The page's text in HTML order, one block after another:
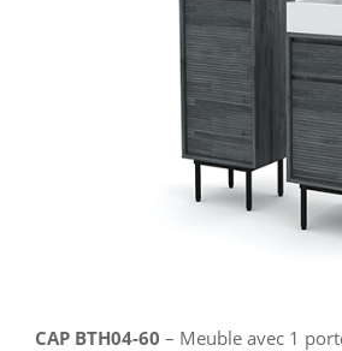
CAP BTH04-60 – Meuble avec 1